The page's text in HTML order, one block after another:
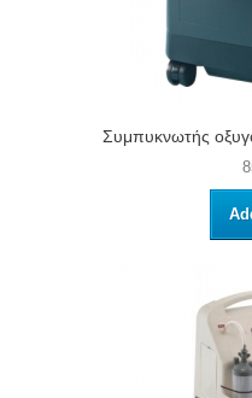
Συμπυκνωτής